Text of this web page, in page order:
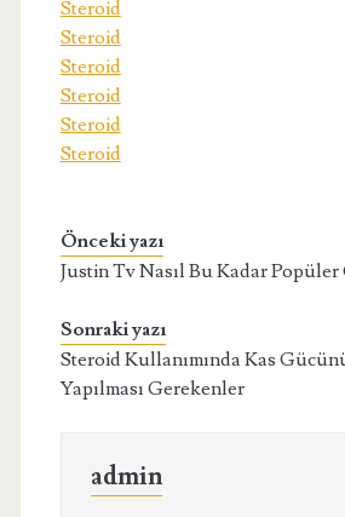
Steroid
Steroid
Steroid
Steroid
Steroid
Steroid
Önceki yazı
Justin Tv Nasıl Bu Kadar
Sonraki yazı
Steroid Kullanımında Kas
Yapılması Gerekenler
admin